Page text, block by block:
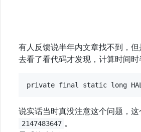
有人反馈说半年内文章找不到，
去看了看代码才发现，计算时间
说实话当时真没注意这个问题，
2147483647 。